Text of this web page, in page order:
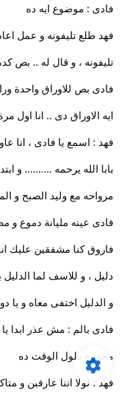
فادى : موضوع ايه ده
فهد طلع تليفونه و عمل
تليفونه ، و قال له .. بص
فادى بص للاوراق واحدة
ايه الاوراق دى .. انا اول
فهد : اسمع يا فادى ، انا
بابا الله يرحمه ………. و
مرواحه مع وليد الصبح و
فادى عينه مليانة دموع و
فاروق كنا مشفقين عليك
دليل ، و للاسف لما
و الدليل اختفى معاه و
فادى بالم : مش عذر ابدا
مخدوع طول الوقت ده
فهد : لولا اننا عارفبن و